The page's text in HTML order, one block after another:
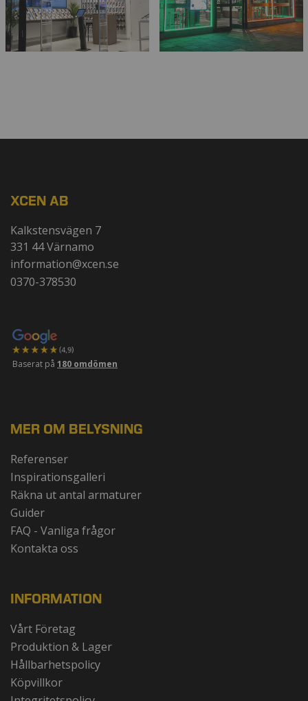
XCEN AB
Kalkstensvägen 7
331 44 Värnamo
information@xcen.se
0370-378530
Baserat på 180 omdömen
MER OM BELYSNING
Referenser
Inspirationsgalleri
Räkna ut antal armaturer
Guider
FAQ - Vanliga frågor
Kontakta oss
INFORMATION
Vårt Företag
Produktion & Lager
Hållbarhetspolicy
Köpvillkor